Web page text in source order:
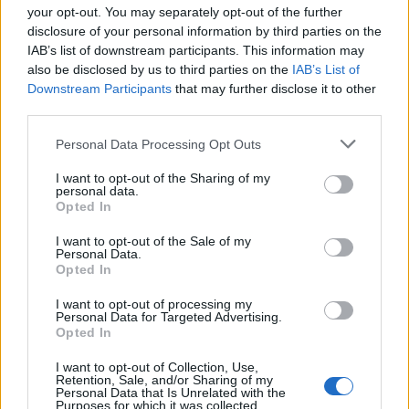
your opt-out. You may separately opt-out of the further
disclosure of your personal information by third parties on the
IAB’s list of downstream participants. This information may
also be disclosed by us to third parties on the IAB’s List of
Downstream Participants that may further disclose it to other
Personal Data Processing Opt Outs
I want to opt-out of the Sharing of my
personal data.
Opted In
I want to opt-out of the Sale of my
Personal Data.
Opted In
I want to opt-out of processing my
Personal Data for Targeted Advertising.
Opted In
I want to opt-out of Collection, Use,
Retention, Sale, and/or Sharing of my
Personal Data that Is Unrelated with the
Purposes for which it was collected.
Πλούσιο καλλιτεχνικό πρόγραμμα
και χορευτικά συγκροτήματα στη
Γιορτή Παπαλίνας που ξεκινά στις
20.30 στα Πηγαδάκια
Μια κουταλιά μέλι, μια γεύση
Γευσιγνωσία φρεσκοτρυγημένου
θυμαρίσιου μελιού και προϊόντων
της κυψέλης το Σάββατο 8
Ιστορίας Απολιθωμένου Δάσους
στο Σίγρι
Υποδεχτήκαν τον Αύγουστο με
τη «Γιορτή του Κρασιού» τα
Με πολύ χορό, τραγούδι και
άφθονο κρασί